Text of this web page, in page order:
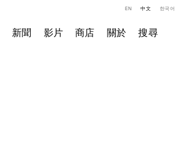
新聞 影片 商店 關於 搜尋
EN 中文 한국어